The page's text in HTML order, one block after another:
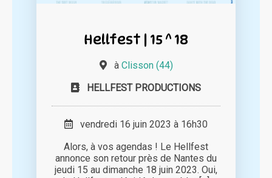
Hellfest | 15 ^ 18
à Clisson (44)
HELLFEST PRODUCTIONS
vendredi 16 juin 2023 à 16h30
Alors, à vos agendas ! Le Hellfest
annonce son retour près de Nantes du
jeudi 15 au dimanche 18 juin 2023. Oui,